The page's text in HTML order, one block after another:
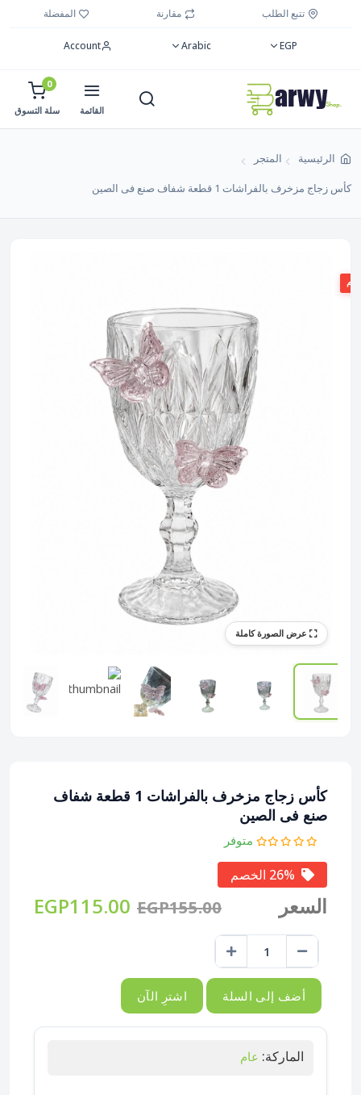
تتبع الطلب مقارنة المفضلة
EGP
Arabic
Account
القائمة
0
سلة التسوق
الرئيسية المتجر
كأس زجاج مزخرف بالفراشات 1 قطعة شفاف صنع فى الصين
كأس زجاج مزخرف بالفراشات 1 قطعة شفاف
صنع فى الصين
متوفر
السعر EGP155.00
EGP115.00
أضف إلى السلة اشترِ الآن
الماركة: عام